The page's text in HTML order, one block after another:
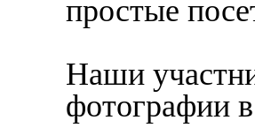
простые
Наши
фотографии